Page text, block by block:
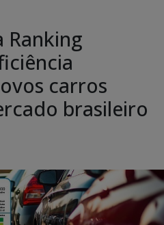
carros
brasileiro